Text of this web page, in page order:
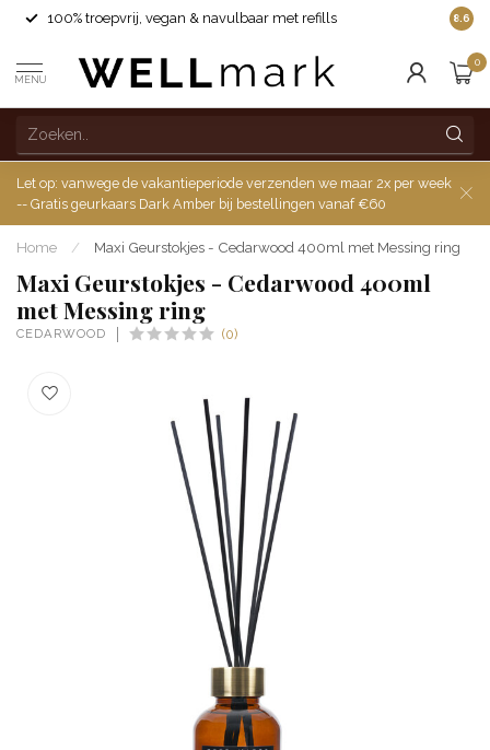
100% troepvrij, vegan & navulbaar met refills 8.6
MENU
0
Let op: vanwege de vakantieperiode verzenden we maar 2x per week
-- Gratis geurkaars Dark Amber bij bestellingen vanaf €60
Home / Maxi Geurstokjes - Cedarwood 400ml met Messing ring
Maxi Geurstokjes - Cedarwood 400ml
met Messing ring
CEDARWOOD (0)